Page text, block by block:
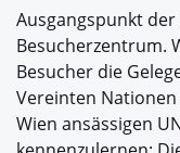
Ausgangspunkt
Besucherzentrum.
Besucher die
Vereinten
Wien ansässigen